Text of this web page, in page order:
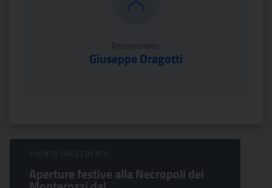
Responsabile:
Giuseppe Dragotti
Sfoglia Eventi
EVENTO PRECEDENTE:
Aperture festive alla Necropoli dei